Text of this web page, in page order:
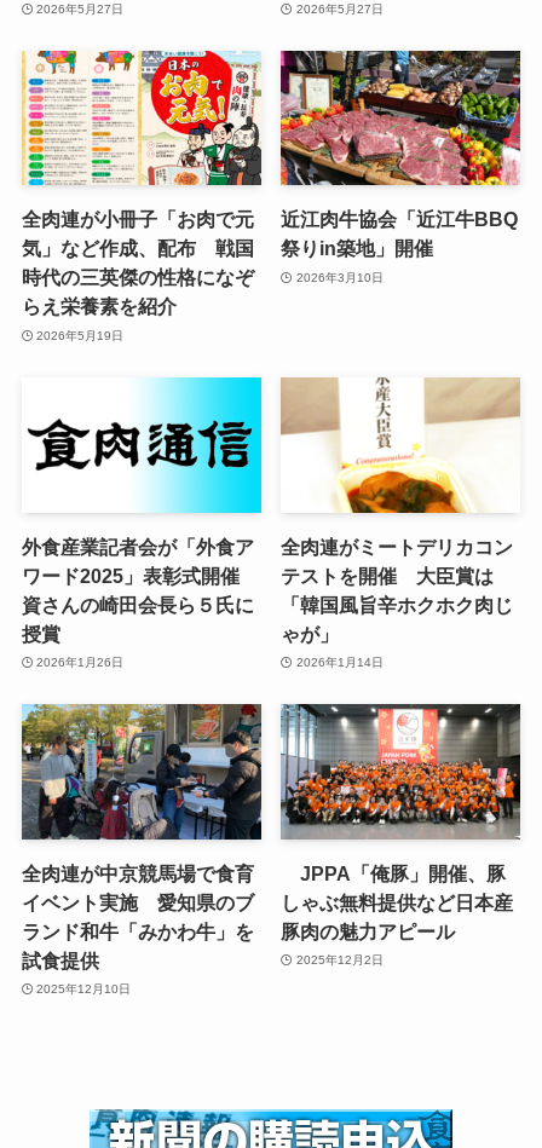
2026年5月27日 2026年5月27日
全肉連が小冊子「お肉で元
気」など作成、配布 戦国
時代の三英傑の性格になぞ
らえ栄養素を紹介
2026年5月19日
近江肉牛協会「近江牛BBQ
祭りin築地」開催
2026年3月10日
外食産業記者会が「外食ア
ワード2025」表彰式開催
資さんの崎田会長ら５氏に
授賞
2026年1月26日
全肉連がミートデリカコン
テストを開催 大臣賞は
「韓国風旨辛ホクホク肉じ
ゃが」
2026年1月14日
全肉連が中京競馬場で食育
イベント実施 愛知県のブ
ランド和牛「みかわ牛」を
試食提供
2025年12月10日
JPPA「俺豚」開催、豚
しゃぶ無料提供など日本産
豚肉の魅力アピール
2025年12月2日